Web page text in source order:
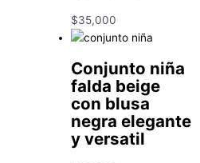
$35,000
Conjunto niña
falda beige
con blusa
negra elegante
y versatil